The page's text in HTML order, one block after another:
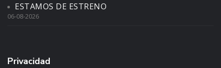
ESTAMOS DE ESTRENO
06-08-2026
Privacidad